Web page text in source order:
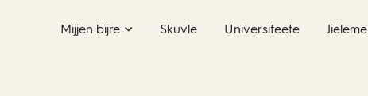
Mijjen bïjre Skuvle Universiteete Jieleme